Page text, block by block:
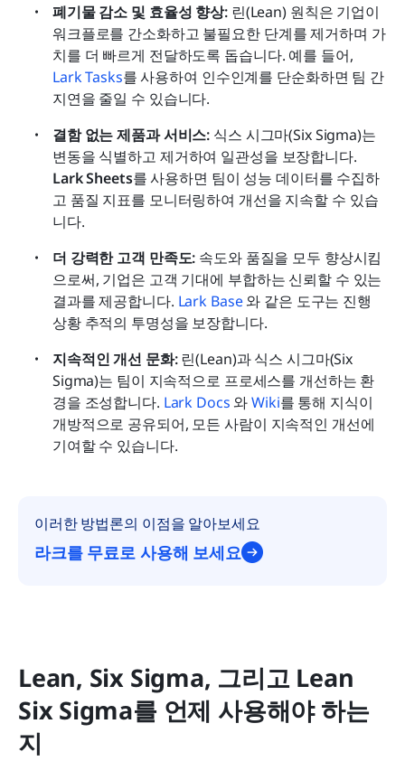
폐기물 감소 및 효율성 향상: 린(Lean) 원칙은 기업이
워크플로를 간소화하고 불필요한 단계를 제거하며 가
Lark Tasks를 사용하여 인수인계를 단순화하면 팀 간
지연을 줄일 수 있습니다.
결함 없는 제품과 서비스: 식스 시그마(Six Sigma)는
Lark Sheets를 사용하면 팀이 성능 데이터를 수집하
고 품질 지표를 모니터링하여 개선을 지속할 수 있습
니다.
더 강력한 고객 만족도: 속도와 품질을 모두 향상시킴
으로써, 기업은 고객 기대에 부합하는 신뢰할 수 있는
결과를 제공합니다. Lark Base 와 같은 도구는 진행
상황 추적의 투명성을 보장합니다.
지속적인 개선 문화: 린(Lean)과 식스 시그마(Six
Sigma)는 팀이 지속적으로 프로세스를 개선하는 환
경을 조성합니다. Lark Docs 와 Wiki를 통해 지식이
개방적으로 공유되어, 모든 사람이 지속적인 개선에
기여할 수 있습니다.
이러한 방법론의 이점을 알아보세요
라크를 무료로 사용해 보세요
Lean, Six Sigma, 그리고 Lean
Six Sigma를 언제 사용해야 하는
지